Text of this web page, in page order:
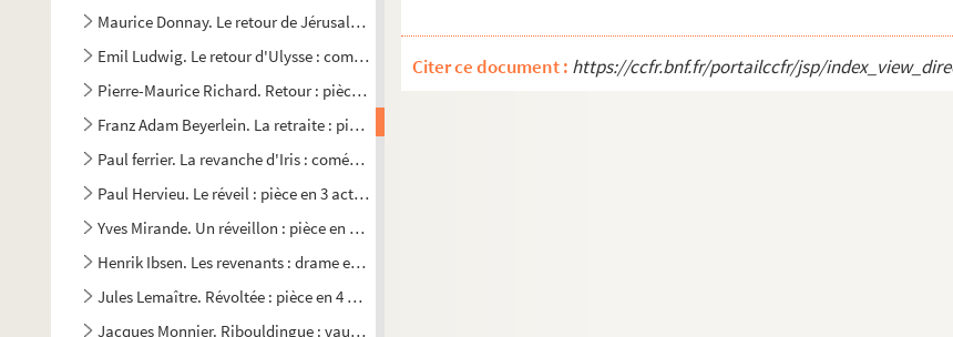
Maurice Donnay. Le retour de Jérusalem : comédie en 4 actes. 1903
Emil Ludwig. Le retour d'Ulysse : comédie en 3 actes. 1947
Pierre-Maurice Richard. Retour : pièce en 4 actes. 1947
Franz Adam Beyerlein. La retraite : pièce en 4 actes. 1905
Paul ferrier. La revanche d'Iris : comédie en 1 acte et en vers. 1868
Paul Hervieu. Le réveil : pièce en 3 actes. 1905
Yves Mirande. Un réveillon : pièce en 1 acte. 1907
Henrik Ibsen. Les revenants : drame en 3 actes. 1890
Jules Lemaître. Révoltée : pièce en 4 actes. 1889
Jacques Monnier. Ribouldingue : vaudeville en 3 actes. Entre 1914 et 1917
Citer ce document : https://ccfr.bnf.fr/portailccfr/jsp/